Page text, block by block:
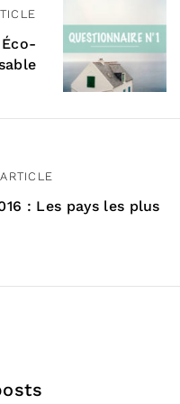
: Les pays les plus